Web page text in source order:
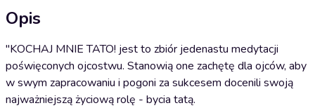
Opis
"KOCHAJ MNIE TATO! jest to zbiór jedenastu medytacji
poświęconych ojcostwu. Stanowią one zachętę dla ojców, aby
w swym zapracowaniu i pogoni za sukcesem docenili swoją
najważniejszą życiową rolę - bycia tatą.